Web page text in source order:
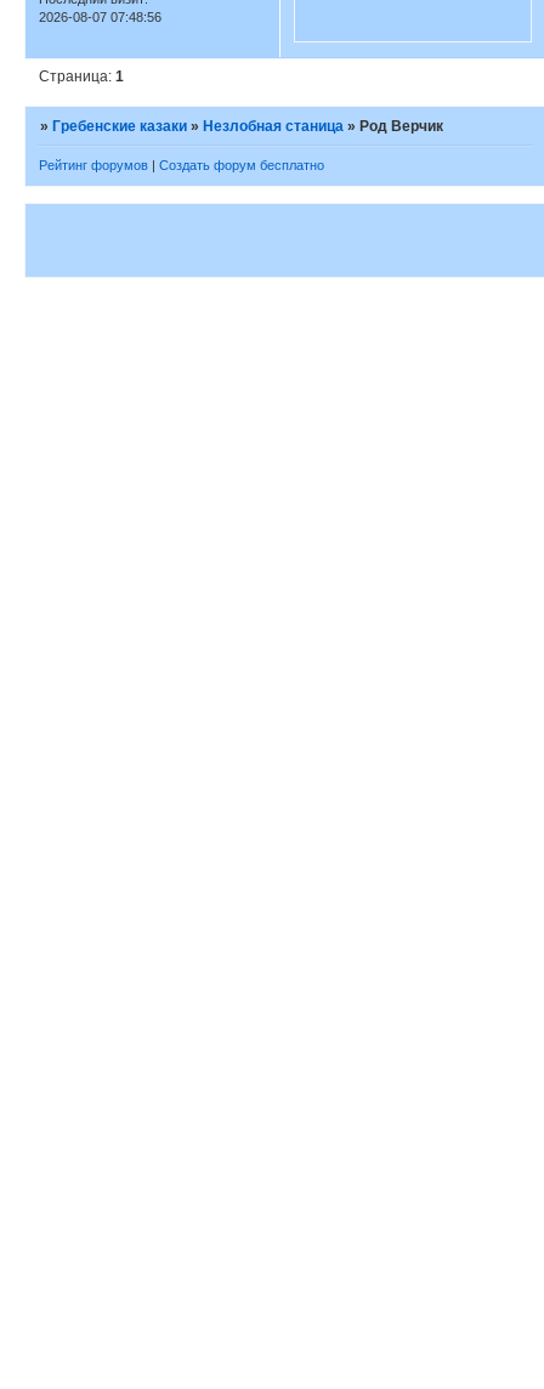
2026-08-07 07:48:56
Страница:1
» Гребенские казаки » Незлобная станица » Род Верчик
Рейтинг форумов | Создать форум бесплатно